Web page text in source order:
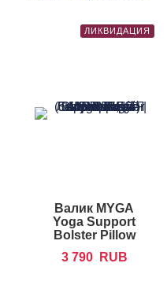
ЛИКВИДАЦИЯ
Валик MYGA
Yoga Support
Bolster Pillow
3 790 RUB